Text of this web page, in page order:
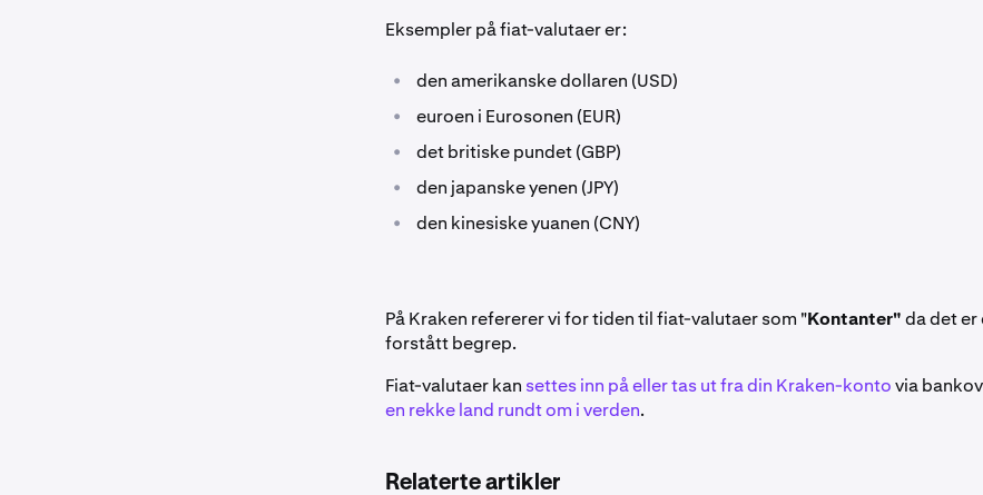
Eksempler på fiat-valutaer er:
• den amerikanske dollaren (USD)
• euroen i Eurosonen (EUR)
• det britiske pundet (GBP)
• den japanske yenen (JPY)
• den kinesiske yuanen (CNY)
På Kraken refererer vi for tiden til fiat-valutaer som "Kontanter"da det er
forstått begrep.
Fiat-valutaer kan settes inn på eller tas ut fra din Kraken-kontovia
en rekke land rundt om i verden.
Relaterte artikler